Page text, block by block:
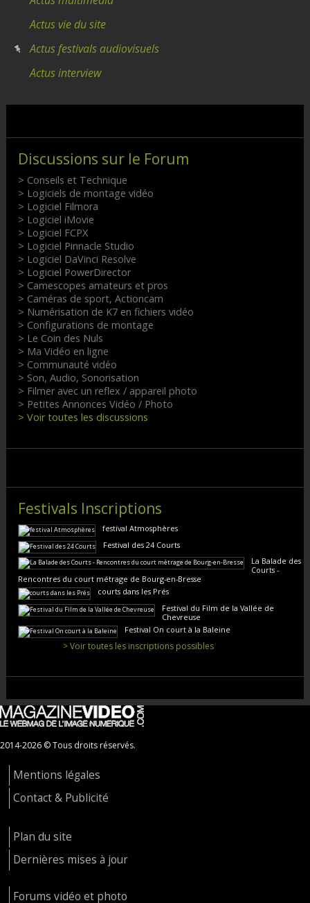
Actus vie du site
Actus festivals audiovisuels
Actus interview
Discussions sur le Forum
> Conseils et Technique
> Logiciels de montage vidéo
> Logiciel Filmora
> Logiciel iMovie
> Logiciel FCPX
> Logiciel Pinnacle Studio
> Logiciel DaVinci Resolve
> Logiciel PowerDirector
> Camescopes amateurs et pros
> Caméras de sport, Actioncam
> Numérisation de K7 en fichiers vidéo
> Configurations de montage
> Le Coin des Nuls
> Ma Vidéo en ligne
> Communauté vidéo
> Son, Audio, Sonorisation
> Filmer avec un reflex / appareil photo
> Petites Annonces Vidéo / Photo
> Voir toutes les discussions
Festivals Inscriptions
festival Atmosphères
Festival des 24 Courts
La Balade des
Courts -
Rencontres du court métrage de Bourg-en-Bresse
courts dans les Prés
Festival du Film de la Vallée de
Chevreuse
Festival On court à la Baleine
> Voir toutes les inscriptions possibles
2014-2026 © Tous droits réservés.
Mentions légales
Contact & Publicité
Plan du site
Dernières mises à jour
Forums vidéo et photo